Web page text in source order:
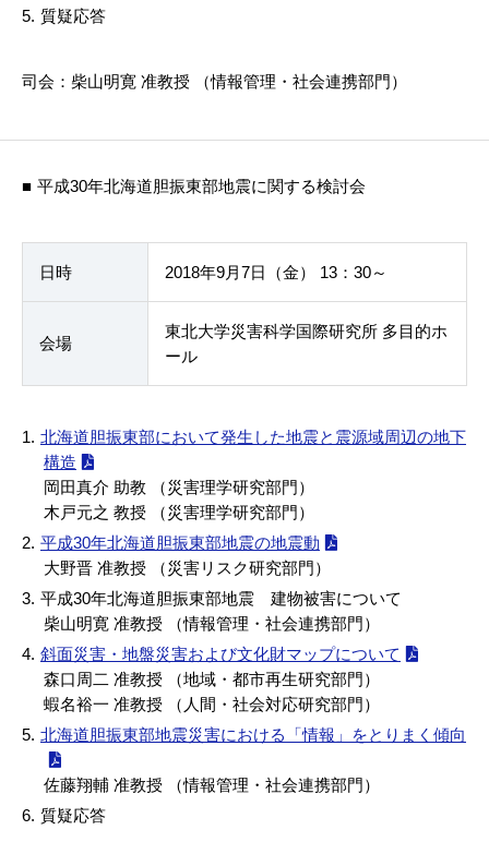
質疑応答
司会：柴山明寛 准教授 （情報管理・社会連携部門）
平成30年北海道胆振東部地震に関する検討会
日時 2018年9月7日（金） 13：30～
会場
東北大学災害科学国際研究所 多目的ホ
ール
北海道胆振東部において発生した地震と震源域周辺の地下
構造
岡田真介 助教 （災害理学研究部門）
木戸元之 教授 （災害理学研究部門）
平成30年北海道胆振東部地震の地震動
大野晋 准教授 （災害リスク研究部門）
平成30年北海道胆振東部地震 建物被害について
柴山明寛 准教授 （情報管理・社会連携部門）
斜面災害・地盤災害および文化財マップについて
森口周二 准教授 （地域・都市再生研究部門）
蝦名裕一 准教授 （人間・社会対応研究部門）
北海道胆振東部地震災害における「情報」をとりまく傾向
佐藤翔輔 准教授 （情報管理・社会連携部門）
質疑応答